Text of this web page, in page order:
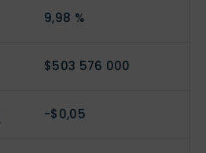
9,98 %
$503 576 000
-$0,05